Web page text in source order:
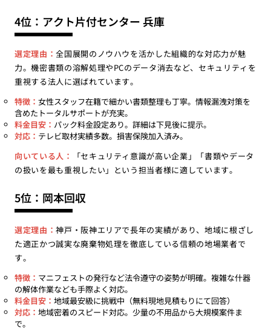
4位：アクト片付センター 兵庫
選定理由：全国展開のノウハウを活かした組織的な対応力が魅
力。機密書類の溶解処理やPCのデータ消去など、セキュリティを
重視する法人に選ばれています。
特徴： 女性スタッフ在籍で細かい書類整理も丁寧。情報漏洩対策を
含めたトータルサポートが充実。
料金目安： パック料金設定あり。詳細は下見後に提示。
対応： テレビ取材実績多数。損害保険加入済み。
向いている人：
「セキュリティ意識が高い企業」「書類やデータ
の扱いを最も重視したい」という担当者様に適しています。
5位：岡本回収
選定理由：神戸・阪神エリアで長年の実績があり、地域に根ざし
た適正かつ誠実な廃棄物処理を徹底している信頼の地場業者で
す。
特徴： マニフェストの発行など法令遵守の姿勢が明確。複雑な什器
の解体作業なども手際よく対応。
料金目安： 地域最安級に挑戦中（無料現地見積もりにて回答）
対応： 地域密着のスピード対応。少量の不用品から大規模案件ま
で。